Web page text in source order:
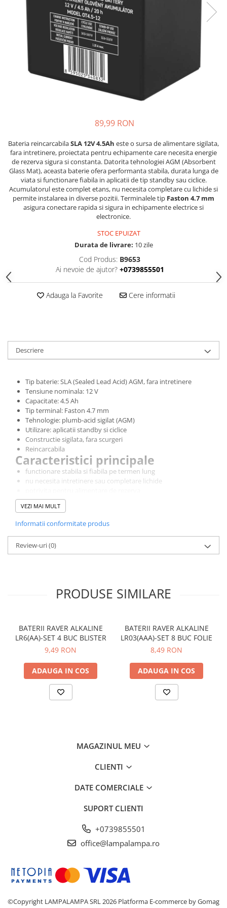
89,99 RON
Bateria reincarcabilaSLA 12V 4.5Ah este o sursa de alimentare sigilata,
fara intretinere, proiectata pentru echipamente care necesita energie
de rezerva sigura si constanta. Datorita tehnologiei AGM (Absorbent
Glass Mat), aceasta baterie ofera performanta stabila, durata lunga de
viata si functionare fiabila in aplicatii de tip standby sau ciclice.
Acumulatorul este complet etans, nu necesita completare cu lichide si
permite instalarea in diverse pozitii. Terminalele tip Faston 4.7 mm
asigura conectare rapida si sigura in echipamente electrice si
electronice.
STOC EPUIZAT
Durata de livrare: 10 zile
Cod Produs: B9653
Ai nevoie de ajutor? +0739855501
Adauga la Favorite Cere informatii
Descriere
Tip baterie: SLA (Sealed Lead Acid) AGM, fara intretinere
Tensiune nominala: 12 V
Capacitate: 4.5 Ah
Tip terminal: Faston 4.7 mm
Tehnologie: plumb-acid sigilat (AGM)
Utilizare: aplicatii standby si ciclice
Constructie sigilata, fara scurgeri
Reincarcabila
Caracteristici principale
functionare stabila si fiabila pe termen lung
nu necesita intretinere sau completare lichide
instalare usoara datorita terminalelor Faston
design sigur si rezistent
Aplicatii recomandate
surse UPS si sisteme de alimentare de rezerva
iluminat de urgenta
VEZI MAI MULT
Informatii conformitate produs
Review-uri(0)
PRODUSE SIMILARE
BATERII RAVER ALKALINE
LR6(AA)-SET 4 BUC BLISTER
9,49 RON
ADAUGA IN COS
BATERII RAVER ALKALINE
LR03(AAA)-SET 8 BUC FOLIE
8,49 RON
ADAUGA IN COS
MAGAZINUL MEU
CLIENTI
DATE COMERCIALE
SUPORT CLIENTI
+0739855501
office@lampalampa.ro
©Copyright LAMPALAMPA SRL 2026 Platforma E-commerce by Gomag